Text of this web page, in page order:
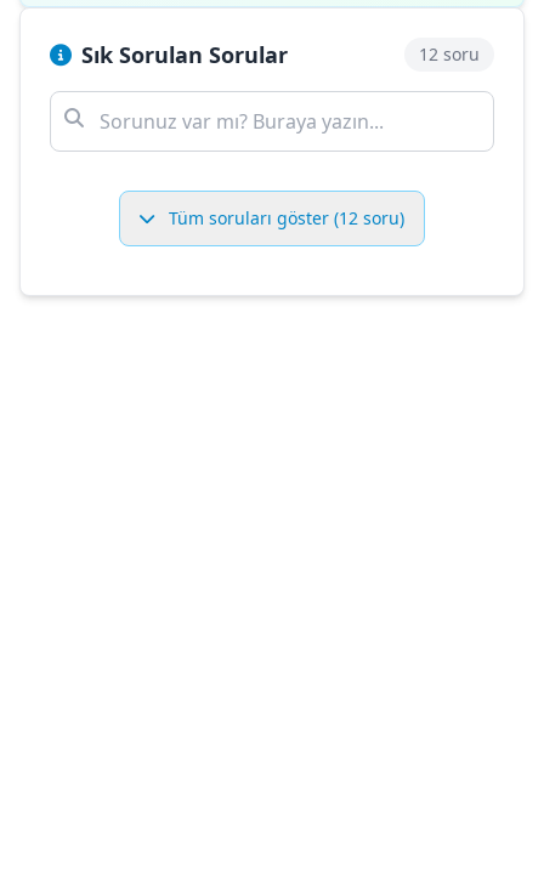
Sık Sorulan Sorular 12 soru
Tüm soruları göster (12 soru)